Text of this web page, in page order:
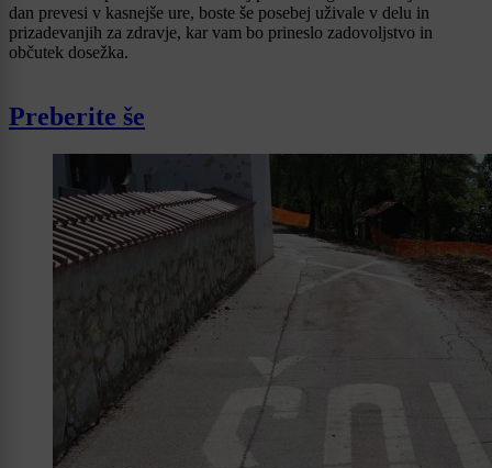
dan prevesi v kasnejše ure, boste še posebej uživale v delu in
prizadevanjih za zdravje, kar vam bo prineslo zadovoljstvo in
občutek dosežka.
Preberite še